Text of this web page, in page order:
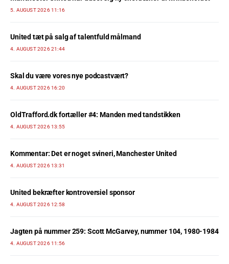
5. AUGUST 2026 11:16
United tæt på salg af talentfuld målmand
4. AUGUST 2026 21:44
Skal du være vores nye podcastvært?
4. AUGUST 2026 16:20
OldTrafford.dk fortæller #4: Manden med tandstikken
4. AUGUST 2026 13:55
Kommentar: Det er noget svineri, Manchester United
4. AUGUST 2026 13:31
United bekræfter kontroversiel sponsor
4. AUGUST 2026 12:58
Jagten på nummer 259: Scott McGarvey, nummer 104, 1980-1984
4. AUGUST 2026 11:56